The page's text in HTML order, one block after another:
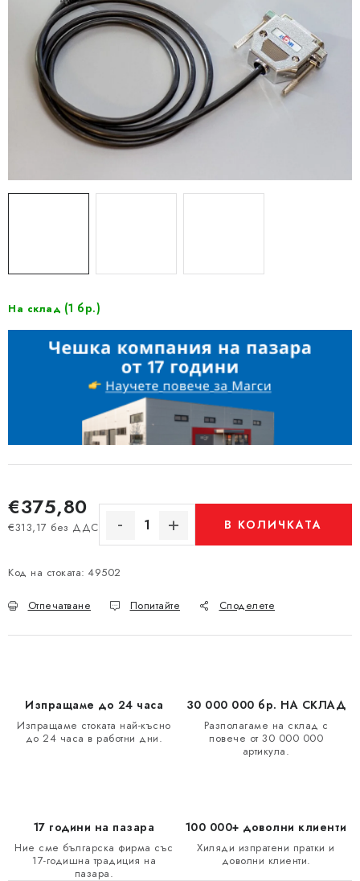
На склад (1 бр.)
€375,80
€313,17 без ДДС
Измерване на цената:
В КОЛИЧКАТА
Код на стоката: 49502
Отпечатване Попитайте Споделете
Изпращаме до 24 часа
Изпращаме стоката най-късно
до 24 часа в работни дни.
30 000 000 бр. НА СКЛАД
Разполагаме на склад с
повече от 30 000 000
артикула.
17 години на пазара
Ние сме българска фирма със
17-годишна традиция на
пазара.
100 000+ доволни клиенти
Хиляди изпратени пратки и
доволни клиенти.